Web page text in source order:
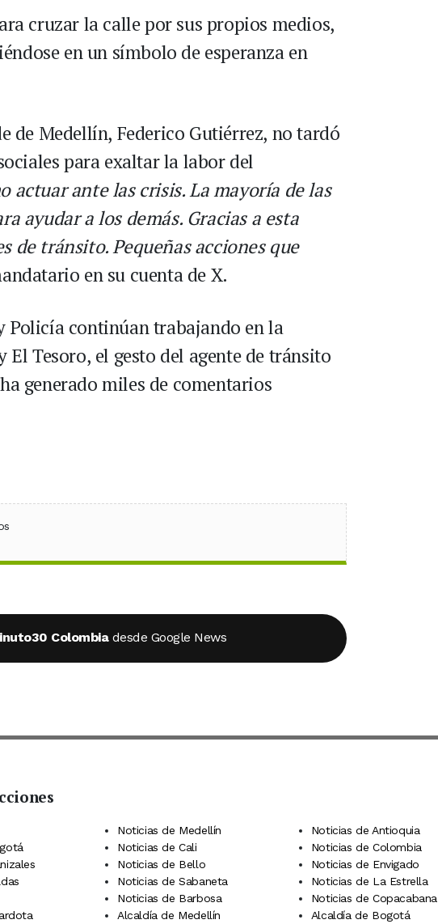
cruzar la calle por sus propios medios,
en un símbolo de esperanza en
de Medellín, Federico Gutiérrez, no tardó
para exaltar la labor del
actuar ante las crisis. La mayoría de las
ayudar a los demás. Gracias a esta
de tránsito. Pequeñas acciones que
en su cuenta de X.
Policía continúan trabajando en la
El Tesoro, el gesto del agente de tránsito
generado miles de comentarios
WhatsApp
Colombia desde Google News
Noticias de Medellín
Noticias de Antioquia
Noticias de Cali
Noticias de Colombia
Noticias de Bello
Noticias de Envigado
Noticias de Sabaneta
Noticias de La Estrella
Noticias de Barbosa
Noticias de Copacabana
Alcaldía de Medellín Alcaldía de Bogotá